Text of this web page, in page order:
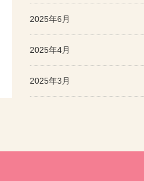
2025年6月
2025年4月
2025年3月